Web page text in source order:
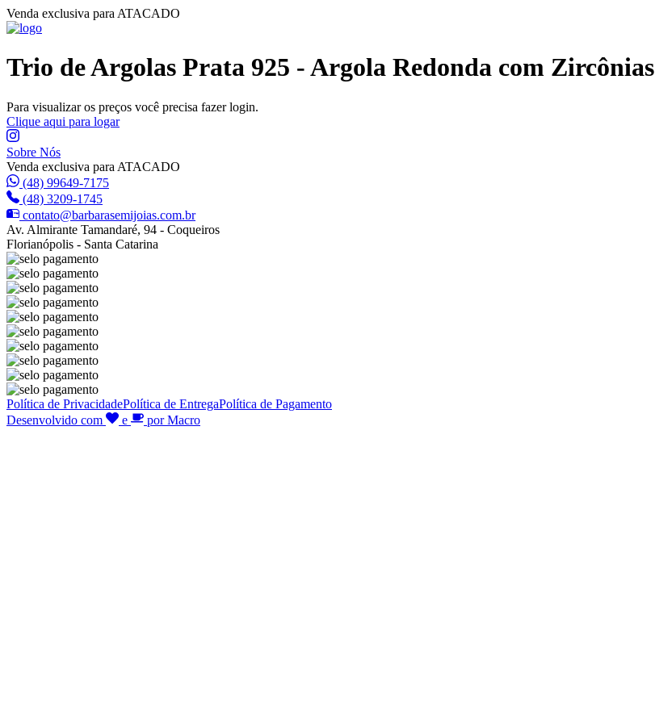
Venda exclusiva para ATACADO
Trio de Argolas Prata 925 - Argola Redonda com Zircônias
Para visualizar os preços você precisa fazer login.
Clique aqui para logar
Sobre Nós
Venda exclusiva para ATACADO
(48) 99649-7175
(48) 3209-1745
contato@barbarasemijoias.com.br
Av. Almirante Tamandaré, 94 - Coqueiros
Florianópolis - Santa Catarina
Política de PrivacidadePolítica de EntregaPolítica de Pagamento
Desenvolvido com
e por Macro